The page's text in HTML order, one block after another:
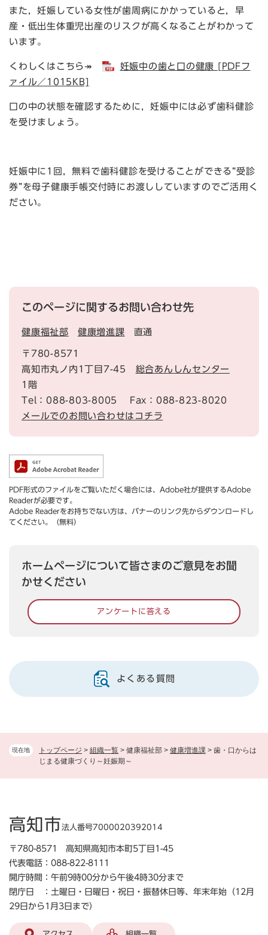
現在地 トップページ > 組織一覧 > 健康福祉部 > 健康増進課 > 歯・口からは
じまる健康づくり～妊娠期～
また，妊娠している女性が歯周病にかかっていると，早
産・低出生体重児出産のリスクが高くなることがわかって
います。
くわしくはこちら↠
妊娠中の歯と口の健康 [PDFフ
ァイル／1015KB]
口の中の状態を確認するために，妊娠中には必ず歯科健診
を受けましょう。
妊娠中に1回，無料で歯科健診を受けることができる“受診
券”を母子健康手帳交付時にお渡ししていますのでご活用く
ださい。
このページに関するお問い合わせ先
健康福祉部 健康増進課 直通
〒780-8571
高知市丸ノ内1丁目7-45 総合あんしんセンター
1階
Tel：088-803-8005
Fax：088-823-8020
メールでのお問い合わせはコチラ
PDF形式のファイルをご覧いただく場合には、Adobe社が提供するAdobe
Readerが必要です。
Adobe Readerをお持ちでない方は、バナーのリンク先からダウンロードし
てください。（無料）
ホームページについて皆さまのご意見をお聞
かせください
アンケートに答える
よくある質問
高知市法人番号7000020392014
〒780-8571 高知県高知市本町5丁目1-45
代表電話：088-822-8111
開庁時間：午前9時00分から午後4時30分まで
閉庁日 ：土曜日・日曜日・祝日・振替休日等、年末年始（12月
29日から1月3日まで）